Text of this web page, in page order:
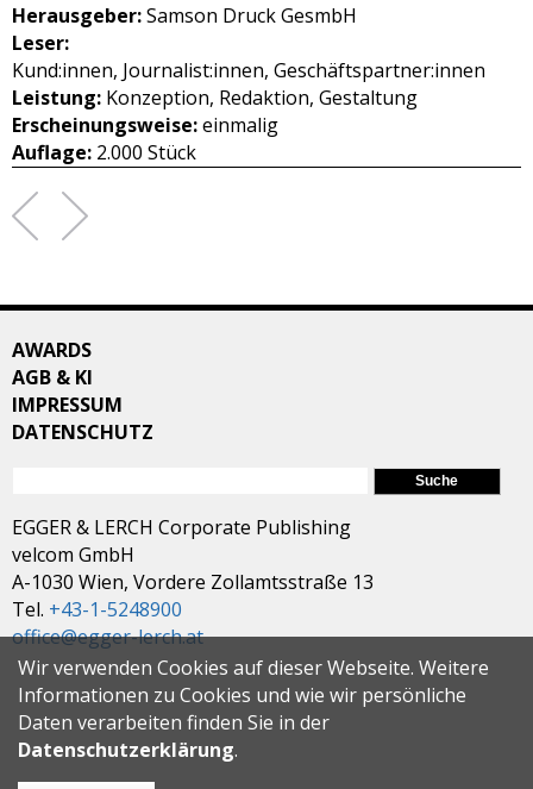
Herausgeber:Samson Druck GesmbH
Leser:
Kund:innen, Journalist:innen, Geschäftspartner:innen
Leistung: Konzeption, Redaktion, Gestaltung
Erscheinungsweise:einmalig
Auflage: 2.000 Stück
AWARDS
AGB & KI
IMPRESSUM
DATENSCHUTZ
EGGER & LERCH Corporate Publishing
velcom GmbH
A-1030 Wien, Vordere Zollamtsstraße 13
Tel. +43-1-5248900
office@egger-lerch.at
Wir verwenden Cookies auf dieser Webseite. Weitere
Informationen zu Cookies und wie wir persönliche
Daten verarbeiten finden Sie in der
Datenschutzerklärung.